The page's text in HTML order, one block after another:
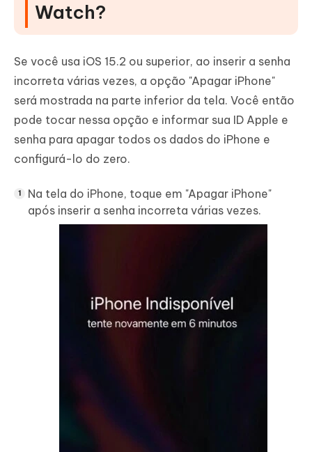
Watch?
Se você usa iOS 15.2 ou superior, ao inserir a senha
incorreta várias vezes, a opção "Apagar iPhone"
será mostrada na parte inferior da tela. Você então
pode tocar nessa opção e informar sua ID Apple e
senha para apagar todos os dados do iPhone e
configurá-lo do zero.
Na tela do iPhone, toque em "Apagar iPhone"
após inserir a senha incorreta várias vezes.